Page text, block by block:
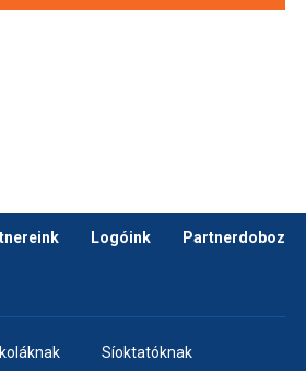
Logóink Partnerdoboz
Síoktatóknak